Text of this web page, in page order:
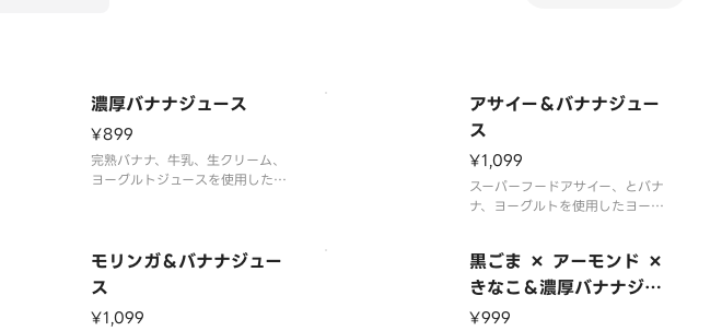
濃厚バナナジュース
¥899
完熟バナナ、牛乳、生クリーム、
ヨーグルトジュースを使用した濃
いをお楽しみ頂けます
アサイー＆バナナジュー
ス
¥1,099
スーパーフードアサイー、とバナ
ナ、ヨーグルトを使用したヨーグ
モリンガ＆バナナジュー
ス
¥1,099
黒ごま × アーモンド ×
きなこ＆濃厚バナナジュ
ース
¥999